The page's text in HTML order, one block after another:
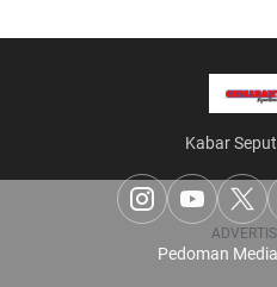
Kabar
Pedoman